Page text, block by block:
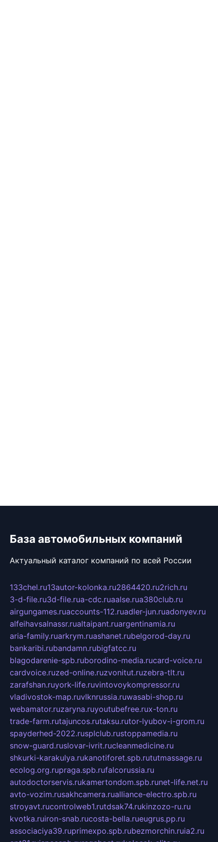
База автомобильных компаний
Актуальный каталог компаний по всей России
133chel.ru13autor-kolonka.ru2864420.ru2rich.ru
3-d-file.ru3d-file.rua-cdc.ruaalse.rua380club.ru
airgungames.ruaccounts-112.ruadler-jun.ruadonyev.ru
alfeihavsalnassr.rualtaipant.ruargentinamia.ru
aria-family.ruarkrym.ruashanet.rubelgorod-day.ru
bankaribi.rubandamn.rubigfatcc.ru
blagodarenie-spb.ruborodino-media.rucard-voice.ru
cardvoice.ruzed-online.ruzvonitut.ruzebra-tlt.ru
zarafshan.ruyork-life.ruvintovoykompressor.ru
vladivostok-map.ruvlknrussia.ruwasabi-shop.ru
webamator.ruzaryna.ruyoutubefree.rux-ton.ru
trade-farm.rutajuncos.rutaksu.rutor-lyubov-i-grom.ru
spayderhed-2022.rusplclub.rustoppamedia.ru
snow-guard.ruslovar-ivrit.rucleanmedicine.ru
shkurki-karakulya.rukanotiforet.spb.rututmassage.ru
ecolog.org.rupraga.spb.rufalcorussia.ru
autodoctorservis.rukamertondom.spb.runet-life.net.ru
avto-vozim.rusakhcamera.rualliance-electro.spb.ru
stroyavt.rucontrolweb1.rutdsak74.rukinzozo-ru.ru
kvotka.ruiron-snab.rucosta-bella.rueugrus.pp.ru
associaciya39.ruprimexpo.spb.rubezmorchin.ruia2.ru